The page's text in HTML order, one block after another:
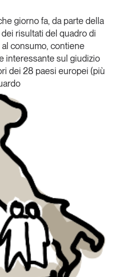
Studi e ricerche
Tutti gli studi e le ricerche
Newsletter
email
Linkedin
Copia Link
giorno fa, da parte della
risultati del quadro di
consumo, contiene
interessante sul giudizio
dei 28 paesi europei (più